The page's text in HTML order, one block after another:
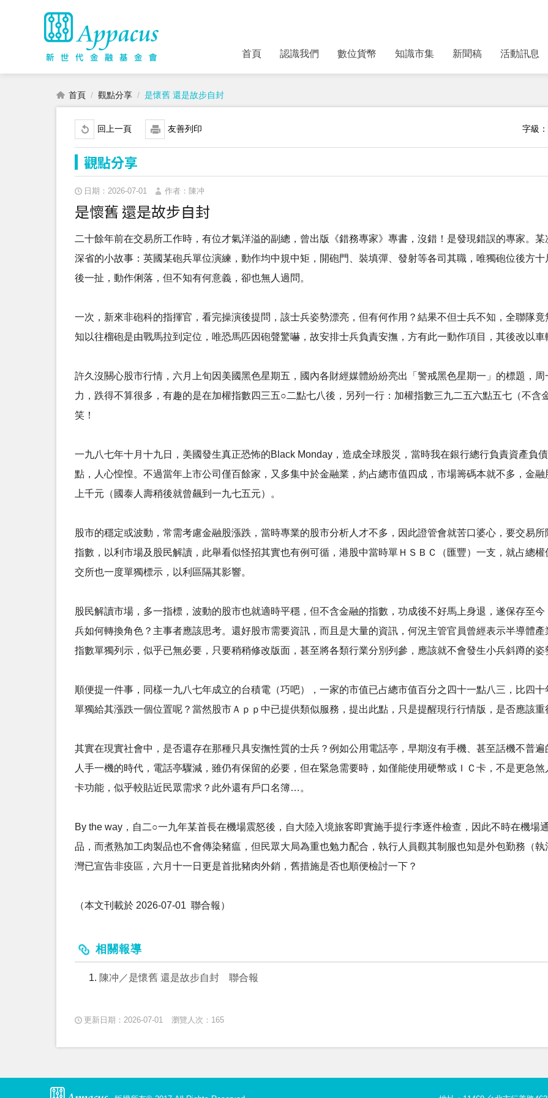
首頁 認識我們 數位貨幣 知識市集 新聞稿 活動訊息
首頁 觀點分享 是懷舊 還是故步自封
回上一頁 友善列印 字級：
觀點分享
日期：2026-07-01 作者：陳冲
是懷舊 還是故步自封
二十餘年前在交易所工作時，有位才氣洋溢的副總，曾出版《錯務專家》專書，沒錯！是發現錯誤的專家。
深省的小故事：英國某砲兵單位演練，動作均中規中矩，開砲門、裝填彈、發射等各司其職，唯獨砲位後方
後一扯，動作俐落，但不知有何意義，卻也無人過問。 ​​
一次，新來非砲科的指揮官，看完操演後提問，該士兵姿勢漂亮，但有何作用？結果不但士兵不知，全聯隊
知以往榴砲是由戰馬拉到定位，唯恐馬匹因砲聲驚嚇，故安排士兵負責安撫，方有此一動作項目，其後改以車
許久沒關心股市行情，六月上旬因美國黑色星期五，國內各財經媒體紛紛亮出「警戒黑色星期一」的標題，
力，跌得不算很多，有趣的是在加權指數四三五○二點七八後，另列一行：加權指數三九二五六點五七（不含
笑！ ​​
一九八七年十月十九日，美國發生真正恐怖的Black Monday，造成全球股災，當時我在銀行總行負責資產負
點，人心惶惶。不過當年上市公司僅百餘家，又多集中於金融業，約占總市值四成，市場籌碼本就不多，金
上千元（國泰人壽稍後就曾飆到一九七五元）。 ​​
股市的穩定或波動，常需考慮金融股漲跌，當時專業的股市分析人才不多，因此證管會就苦口婆心，要交易
指數，以利市場及股民解讀，此舉看似怪招其實也有例可循，港股中當時單ＨＳＢＣ（匯豐）一支，就占總
交所也一度單獨標示，以利區隔其影響。 ​​
股民解讀市場，多一指標，波動的股市也就適時平穩，但不含金融的指數，功成後不好馬上身退，遂保存至
兵如何轉換角色？主事者應該思考。還好股市需要資訊，而且是大量的資訊，何況主管官員曾經表示半導體
指數單獨列示，似乎已無必要，只要稍稍修改版面，甚至將各類行業分別列參，應該就不會發生小兵斜蹲的姿
順便提一件事，同樣一九八七年成立的台積電（巧吧），一家的市值已占總市值百分之四十一點八三，比四
單獨給其漲跌一個位置呢？當然股市Ａｐｐ中已提供類似服務，提出此點，只是提醒現行行情版，是否應該重
其實在現實社會中，是否還存在那種只具安撫性質的士兵？例如公用電話亭，早期沒有手機、甚至話機不普
人手一機的時代，電話亭驟減，雖仍有保留的必要，但在緊急需要時，如僅能使用硬幣或ＩＣ卡，不是更急
卡功能，似乎較貼近民眾需求？此外還有戶口名簿…。 ​​
By the way，自二○一九年某首長在機場震怒後，自大陸入境旅客即實施手提行李逐件檢查，因此不時在機場
品，而煮熟加工肉製品也不會傳染豬瘟，但民眾大局為重也勉力配合，執行人員觀其制服也知是外包勤務（
灣已宣告非疫區，六月十一日更是首批豬肉外銷，舊措施是否也順便檢討一下？ ​
（本文刊載於 2026-07-01 ​ 聯合報）
相關報導
陳冲／是懷舊 還是故步自封 聯合報
更新日期：2026-07-01 瀏覽人次：165